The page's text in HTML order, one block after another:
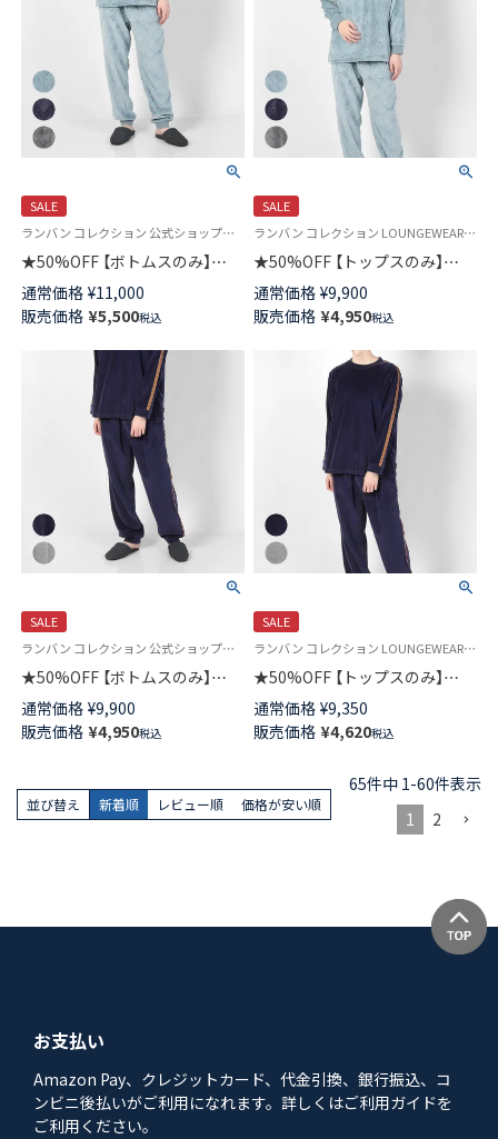
SALE
ランバン コレクション 公式ショップ＜スウェットパンツ＞
★50%OFF 【ボトムスのみ】
LANVIN COLLECTION シルキー
マイヤー 【M/Lサイズ】 滑らかフ
リース ロングパンツ 長ズボン
スウェット 54426061
通常価格 ¥11,000
販売価格 ¥5,500税込
SALE
ランバン コレクション LOUNGEWEAR 公式ショップ＜トップスのみ＞
★50%OFF 【トップスのみ】
LANVIN COLLECTION ランバン
コレクション シルキーマイヤー
【M/Lサイズ】滑らかフリース ク
ルーネック 長袖 ロングTシャツ
スウェット メンズ 54424061
通常価格 ¥9,900
販売価格 ¥4,950税込
SALE
ランバン コレクション 公式ショップ＜スウェットパンツ＞
★50%OFF 【ボトムスのみ】
LANVIN COLLECTION ベロア無
地 メンズ ロングパンツ 長ズボ
ン スウェット 54426046
通常価格 ¥9,900
販売価格 ¥4,950税込
SALE
ランバン コレクション LOUNGEWEAR 公式ショップ＜トップスのみ＞
★50%OFF 【トップスのみ】
LANVIN COLLECTION ベロア無
地 メンズ クルーネック 長袖 ロ
ングTシャツ 綿混 スウェット
通常価格 ¥9,350
販売価格 ¥4,620税込
並び替え 新着順 レビュー順 価格が安い順
65件中 1-60件表示
1
2
お支払い
Amazon Pay、クレジットカード、代金引換、銀行振込、コ
ンビニ後払いがご利用になれます。詳しくはご利用ガイドを
ご利用ください。